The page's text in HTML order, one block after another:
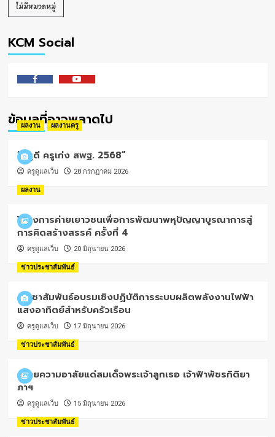
ไม่มีหมวดหมู่
KCM Social
ข้อมูลที่อาจพลาดไป
ผลงาน ผลงานครู
“ครูดี ครูเก่ง สพฐ. 2568”
ครูดูแลเว็บ 28 กรกฎาคม 2026
ผลงาน
โครงการค่ายเยาวชนเพื่อการพัฒนาพหุปัญญาบูรณาการสู่
การคิดสร้างสรรค์ ครั้งที่ 4
ครูดูแลเว็บ 20 มิถุนายน 2026
ข่าวประชาสัมพันธ์
ประชาสัมพันธ์อบรมเชิงปฏิบัติการระบบผลิตพลังงานไฟฟ้า
แสงอาทิตย์สำหรับครัวเรือน
ครูดูแลเว็บ 17 มิถุนายน 2026
ข่าวประชาสัมพันธ์
ถวายความอาลัยแด่สมเด็จพระเจ้าลูกเธอ เจ้าฟ้าพัชรกิติยา
ภาฯ
ครูดูแลเว็บ 15 มิถุนายน 2026
ข่าวประชาสัมพันธ์